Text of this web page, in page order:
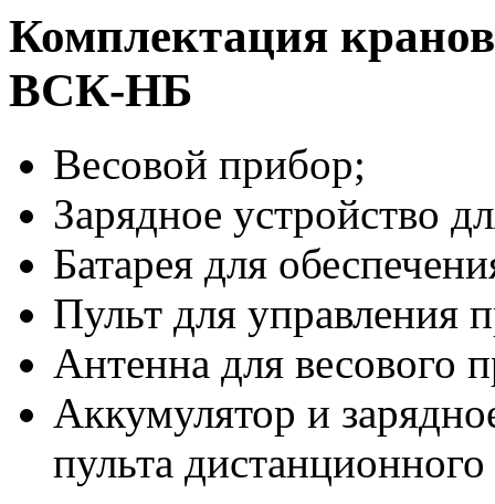
Комплектация
ВСК-НБ
Весовой прибор;
Зарядное устройство
Батарея для
Пульт для управления
Антенна для весового
Аккумулятор и
пульта